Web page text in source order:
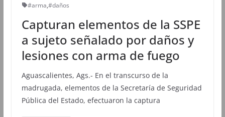
#arma,#daños
Capturan elementos de la SSPE
a sujeto señalado por daños y
lesiones con arma de fuego
Aguascalientes, Ags.- En el transcurso de la
madrugada, elementos de la Secretaría de Seguridad
Pública del Estado, efectuaron la captura